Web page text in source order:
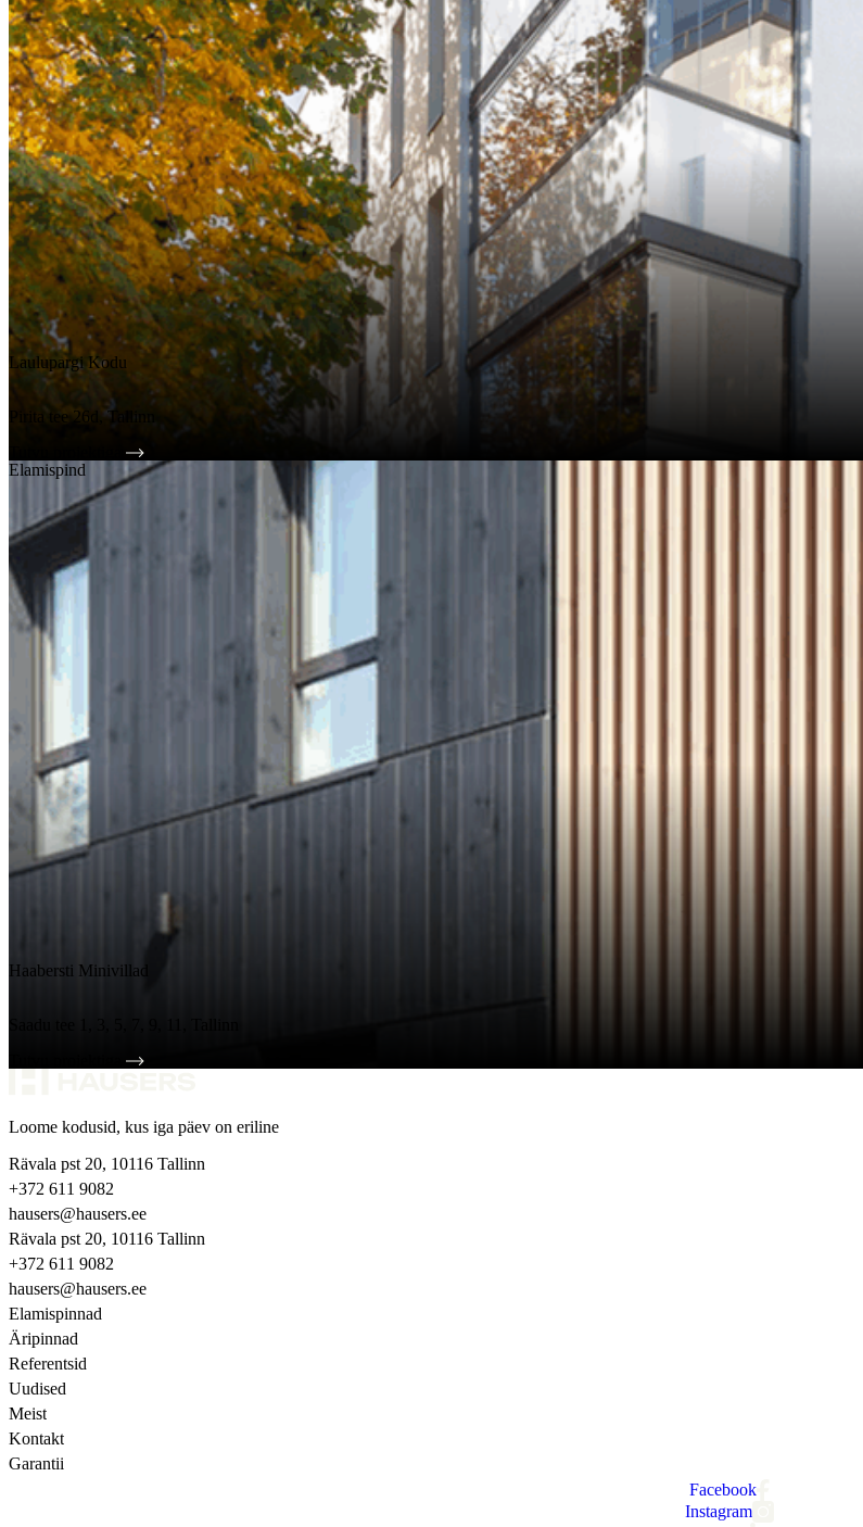
Laulupargi Kodu
Pirita tee 26d, Tallinn
Elamispind
Haabersti Minivillad
Loome kodusid, kus iga päev on eriline
Rävala pst 20, 10116 Tallinn
+372 611 9082
hausers@hausers.ee
Rävala pst 20, 10116 Tallinn
+372 611 9082
hausers@hausers.ee
Elamispinnad
Äripinnad
Referentsid
Uudised
Meist
Kontakt
Garantii
Facebook
Instagram